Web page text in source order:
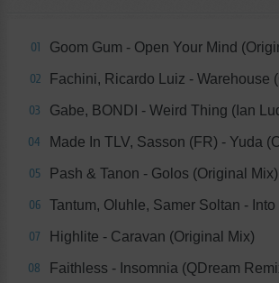
01 Goom Gum - Open Your Mind
02 Fachini, Ricardo Luiz - Warehouse
03 Gabe, BONDI - Weird Thing (Ian
04 Made In TLV, Sasson (FR) - Yuda
05 Pash & Tanon - Golos (Original Mix)
06 Tantum, Oluhle, Samer Soltan -
07 Highlite - Caravan (Original Mix)
08 Faithless - Insomnia (QDream